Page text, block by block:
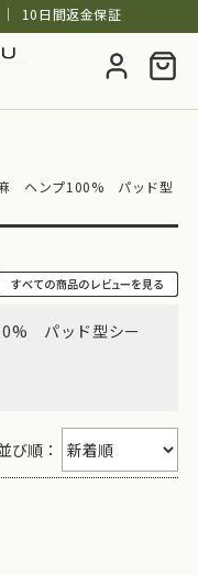
│ 10日間返金保証
麻 ヘンプ100% パッド型
パッド型シー
び順：